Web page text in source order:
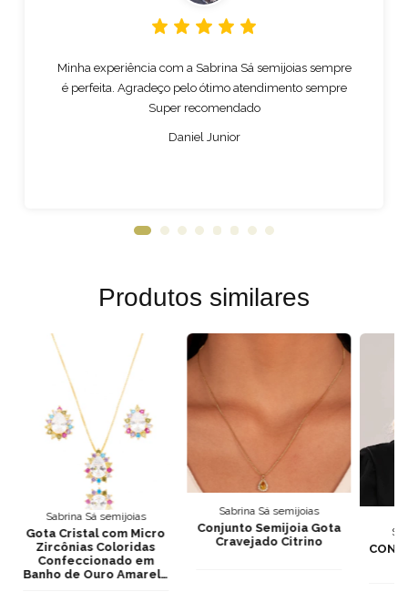
Minha experiência com a Sabrina Sá semijoias sempre
é perfeita. Agradeço pelo ótimo atendimento sempre
Super recomendado
Daniel Junior
Produtos similares
Sabrina Sá semijoias
Gota Cristal com Micro
Zircônias Coloridas
Confeccionado em
Banho de Ouro Amarelo
Sabrina Sá semijoias
Conjunto Semijoia Gota
Cravejado Citrino